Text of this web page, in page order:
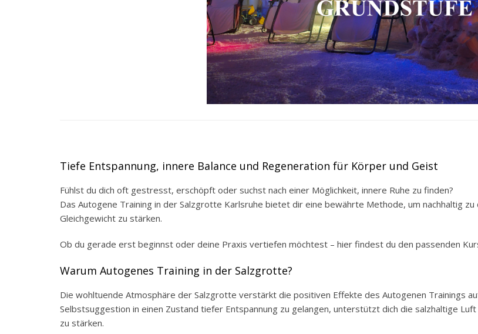
Tiefe Entspannung, innere Balance und Regeneration für Körper und Geist
Fühlst du dich oft gestresst, erschöpft oder suchst nach einer Möglichkeit, innere Ruhe zu finden?
Das Autogene Training in der Salzgrotte Karlsruhe bietet dir eine bewährte Methode, um nachhaltig
Gleichgewicht zu stärken.
Ob du gerade erst beginnst oder deine Praxis vertiefen möchtest – hier findest du den passenden
Warum Autogenes Training in der Salzgrotte?
Die wohltuende Atmosphäre der Salzgrotte verstärkt die positiven Effekte des Autogenen Trainings
Selbstsuggestion in einen Zustand tiefer Entspannung zu gelangen, unterstützt dich die salzhaltige
zu stärken.